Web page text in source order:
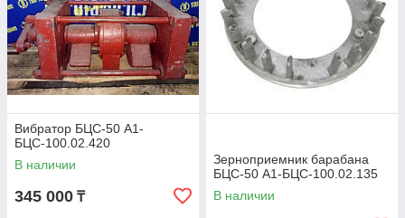
Вибратор БЦС-50 А1-
БЦС-100.02.420
В наличии
345 000 ₸
Зерноприемник барабана
БЦС-50 А1-БЦС-100.02.135
В наличии